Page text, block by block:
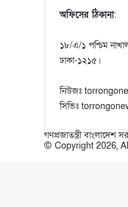
অফিসের ঠিকানা:
১৮/এ/১ পশ্চিম
ঢাকা-১২১৫।
নিউজঃ
সিভিঃ
গণপ্রজাতন্ত্রী
© Copyright 2026,